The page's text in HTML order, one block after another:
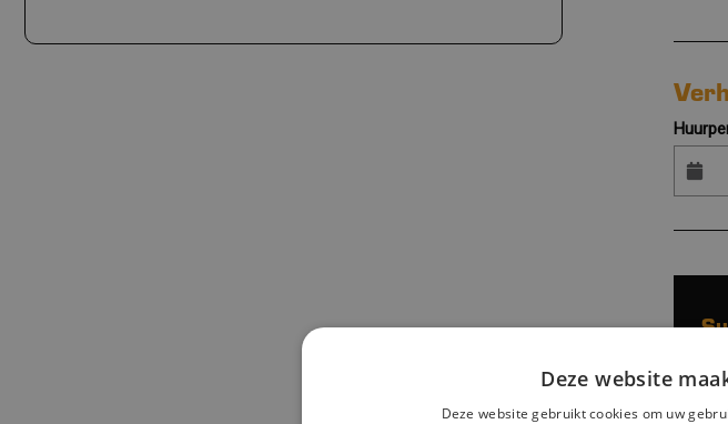
Deze website
Deze website gebruikt cookies om uw